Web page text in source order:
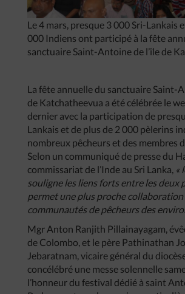
Le 4 mars, presque 3 000 Sri-Lankais
000 Indiens ont participé à la fête
sanctuaire Saint-Antoine de l’île de
La fête annuelle du sanctuaire Saint-
de Katchatheevua a été célébrée le
dernier avec la participation de
Lankais et de plus de 2 000 pèlerins
nombreux pêcheurs et des membres
Selon un communiqué de presse du
commissariat de l’Inde au Sri Lanka, «
souligne les liens forts entre les deux
permet une plus proche collaboration
communautés de pêcheurs des
Mgr Anton Ranjith Pillainayagam,
de Colombo, et le père Pathinathan
Jebaratnam, vicaire général du
concélébré une messe solennelle
l’honneur du festival dédié à saint